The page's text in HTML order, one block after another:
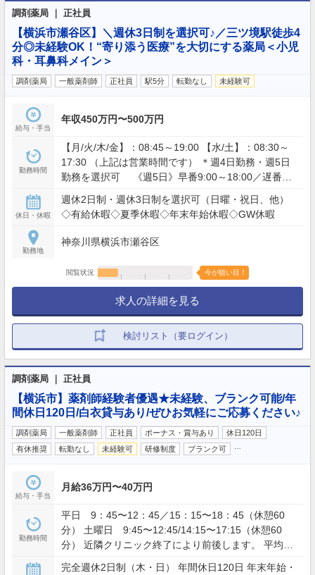
調剤薬局 ｜ 正社員
【横浜市瀬谷区】＼週休3日制を選択可♪／三ツ境駅徒歩4
分◎未経験OK！“寄り添う医療”を大切にする薬局＜小児
科・耳鼻科メイン＞
調剤薬局 一般薬剤師 正社員 駅5分 転勤なし 未経験可
給与・手当
年収450万円〜500万円
勤務時間
【月/火/木/金】：08:45～19:00 【水/土】：08:30～
17:30 （上記は営業時間です） ＊週4日勤務・週5日
勤務を選択可 《週5日》早番9:00～18:00／遅番
8:30～17:30 ＊残業ほぼなし
休日・休暇
週休2日制・週休3日制を選択可（日曜・祝日、他）
◇有給休暇◇夏季休暇◇年末年始休暇◇GW休暇
勤務地
神奈川県横浜市瀬谷区
閲覧状況 今が狙い目！
求人の詳細を見る
検討リスト（要ログイン）
調剤薬局 ｜ 正社員
【横浜市】薬剤師経験者優遇★未経験、ブランク可能/年
間休日120日/白衣貸与あり/ぜひお気軽にご応募ください♪
調剤薬局 一般薬剤師 正社員 ボーナス・賞与あり
休日120日
有休推奨
転勤なし 未経験可 研修制度 ブランク可
給与・手当
月給36万円〜40万円
勤務時間
平日 9：45〜12：45／15：15〜18：45（休憩60
分） 土曜日 9:45〜12:45/14:15〜17:15（休憩60
分） 近隣クリニック終了により前後します。 平均月
完全週休2日制（木・日） 年間休日120日 年末年始・